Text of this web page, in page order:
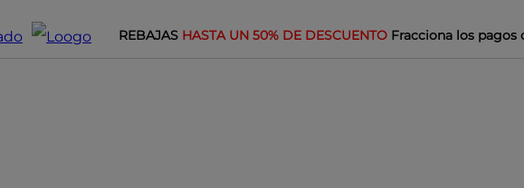
REBAJAS HASTA UN 50% DE DESCUENTO Fracciona los pagos